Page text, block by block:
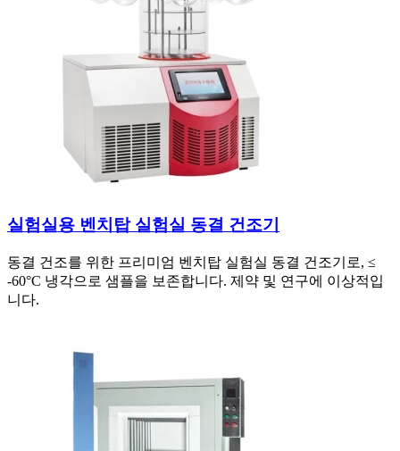
실험실용 벤치탑 실험실 동결 건조기
동결 건조를 위한 프리미엄 벤치탑 실험실 동결 건조기로, ≤
-60°C 냉각으로 샘플을 보존합니다. 제약 및 연구에 이상적입
니다.